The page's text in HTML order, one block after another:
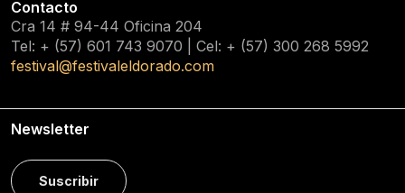
Contacto
Cra 14 # 94-44 Oficina 204
Tel: + (57) 601 743 9070 | Cel: + (57) 300 268 5992
festival@festivaleldorado.com
Newsletter
Suscribir